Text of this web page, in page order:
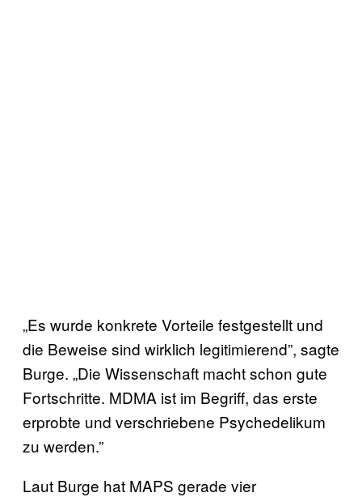
„Es wurde konkrete Vorteile festgestellt und
die Beweise sind wirklich legitimierend”, sagte
Burge. „Die Wissenschaft macht schon gute
Fortschritte. MDMA ist im Begriff, das erste
erprobte und verschriebene Psychedelikum
zu werden.”
Laut Burge hat MAPS gerade vier